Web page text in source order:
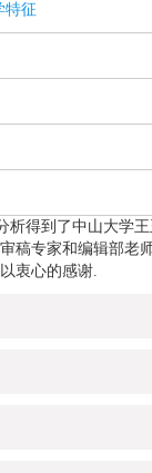
特征
析得到了中山大学
稿专家和编辑部老
衷心的感谢.